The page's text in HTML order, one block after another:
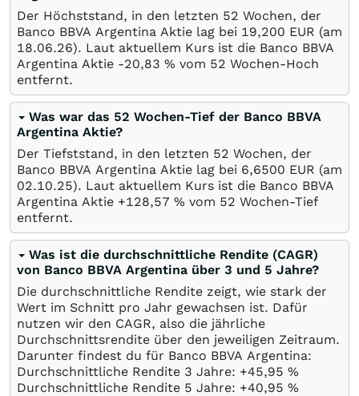
Der Höchststand, in den letzten 52 Wochen, der
Banco BBVA Argentina Aktie lag bei 19,200 EUR (am
18.06.26). Laut aktuellem Kurs ist die Banco BBVA
Argentina Aktie -20,83 % vom 52 Wochen-Hoch
entfernt.
Was war das 52 Wochen-Tief der Banco BBVA
Argentina Aktie?
Der Tiefststand, in den letzten 52 Wochen, der
Banco BBVA Argentina Aktie lag bei 6,6500 EUR (am
02.10.25). Laut aktuellem Kurs ist die Banco BBVA
Argentina Aktie +128,57 % vom 52 Wochen-Tief
entfernt.
Was ist die durchschnittliche Rendite (CAGR)
von Banco BBVA Argentina über 3 und 5 Jahre?
Die durchschnittliche Rendite zeigt, wie stark der
Wert im Schnitt pro Jahr gewachsen ist. Dafür
nutzen wir den CAGR, also die jährliche
Durchschnittsrendite über den jeweiligen Zeitraum.
Darunter findest du für Banco BBVA Argentina:
Durchschnittliche Rendite 3 Jahre: +45,95 %
Durchschnittliche Rendite 5 Jahre: +40,95 %